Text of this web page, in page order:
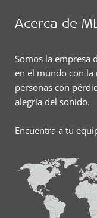
Acerca de
Somos la empresa
en el mundo con
personas con
alegría del sonido.
Encuentra a tu